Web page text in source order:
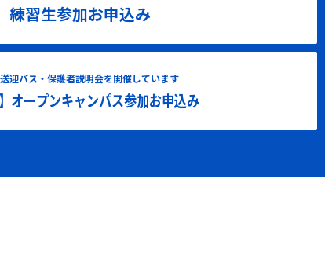
練習生参加お申込み
迎バス・保護者説明会を開催しています
】オープンキャンパス参加お申込み